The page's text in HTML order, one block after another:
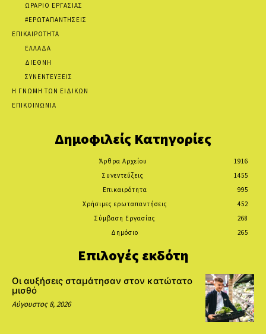
ΩΡΑΡΙΟ ΕΡΓΑΣΙΑΣ
#ΕΡΩΤΑΠΑΝΤΗΣΕΙΣ
ΕΠΙΚΑΙΡΟΤΗΤΑ
ΕΛΛΑΔΑ
ΔΙΕΘΝΗ
ΣΥΝΕΝΤΕΥΞΕΙΣ
Η ΓΝΩΜΗ ΤΩΝ ΕΙΔΙΚΩΝ
ΕΠΙΚΟΙΝΩΝΙΑ
Δημοφιλείς Κατηγορίες
Άρθρα Αρχείου
1916
Συνεντεύξεις
1455
Επικαιρότητα
995
Χρήσιμες ερωταπαντήσεις
452
Σύμβαση Εργασίας
268
Δημόσιο
265
Επιλογές εκδότη
Οι αυξήσεις σταμάτησαν στον κατώτατο
μισθό
Αύγουστος 8, 2026